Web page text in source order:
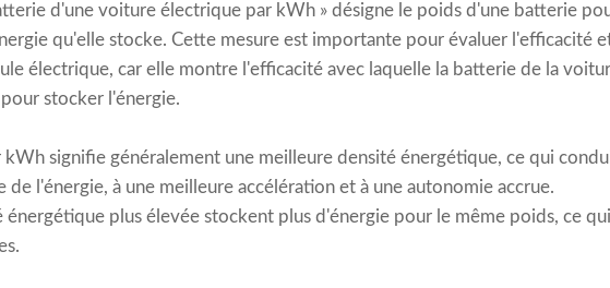
d'une voiture électrique par kWh » désigne le poids d'une batterie
qu'elle stocke. Cette mesure est importante pour évaluer l'efficacité
électrique, car elle montre l'efficacité avec laquelle la batterie de la
stocker l'énergie.
signifie généralement une meilleure densité énergétique, ce qui
de l'énergie, à une meilleure accélération et à une autonomie accrue.
énergétique plus élevée stockent plus d'énergie pour le même poids, ce